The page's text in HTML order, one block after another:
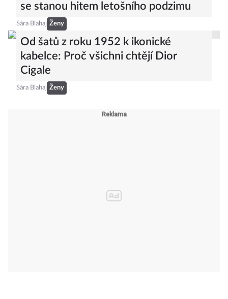
se stanou hitem letošního podzimu
Sára Blahaj Ženy
Od šatů z roku 1952 k ikonické
kabelce: Proč všichni chtějí Dior
Cigale
Sára Blahaj Ženy